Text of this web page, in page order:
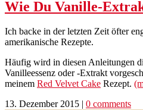
Wie Du Vanille-
Ich backe in der letzten Zeit öfter
amerikanische Rezepte.
Häufig wird in diesen Anleitungen
Vanilleessenz oder -Extrakt
meinem Red Velvet Cake Rezept.
13. Dezember 2015 | 0 comments